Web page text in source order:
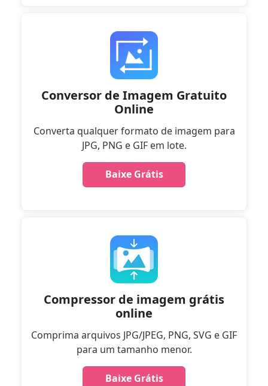
Conversor de Imagem Gratuito
Online
Converta qualquer formato de imagem para
JPG, PNG e GIF em lote.
Baixe Grátis
Compressor de imagem grátis
online
Comprima arquivos JPG/JPEG, PNG, SVG e GIF
para um tamanho menor.
Baixe Grátis